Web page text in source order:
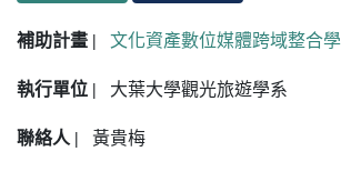
補助計畫 | 文化資產數位媒體跨域整合
執行單位 | 大葉大學觀光旅遊學系
聯絡人 | 黃貴梅